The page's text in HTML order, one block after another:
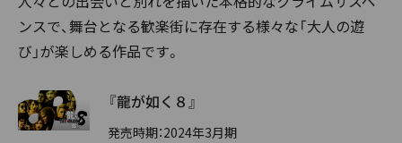
ンスで、舞台となる歓楽街に存在する様々な「大人の遊
び」が楽しめる作品です。
『龍が如く８』
発売時期：2024年3月期